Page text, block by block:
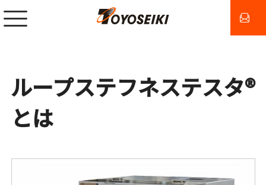
ループステフネステスタ®
とは